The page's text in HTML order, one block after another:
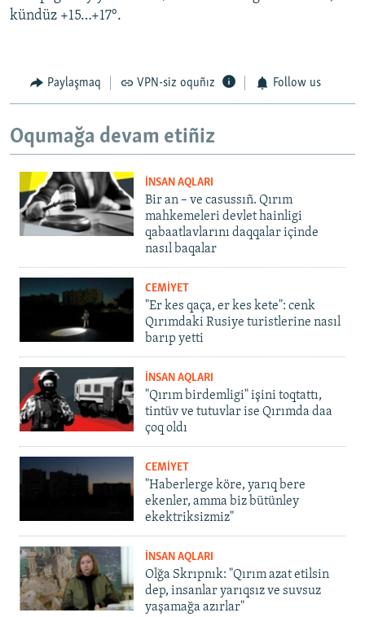
kündüz +15…+17°.
Paylaşmaq VPN-siz oquñız Follow us
Oqumağa devam etiñiz
İNSAN AQLARI
Bir an – ve casussıñ. Qırım
mahkemeleri devlet hainligi
qabaatlavlarını daqqalar içinde
nasıl baqalar
CEMİYET
"Er kes qaça, er kes kete": cenk
Qırımdaki Rusiye turistlerine nasıl
barıp yetti
İNSAN AQLARI
"Qırım birdemligi" işini toqtattı,
tintüv ve tutuvlar ise Qırımda daa
çoq oldı
CEMİYET
"Haberlerge köre, yarıq bere
ekenler, amma biz bütünley
ekektriksizmiz"
İNSAN AQLARI
Olğa Skrıpnık: "Qırım azat etilsin
dep, insanlar yarıqsız ve suvsuz
yaşamağa azırlar"